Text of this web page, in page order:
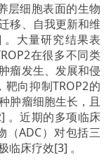
层细胞表面的生物
移、自我更新和维
大量研究结果表
在很多不同类
瘤发生、发展和侵
向抑制TROP2的
肿瘤细胞生长，且
。近期的多项临床
（ADC）对包括三
床疗效[3] 。